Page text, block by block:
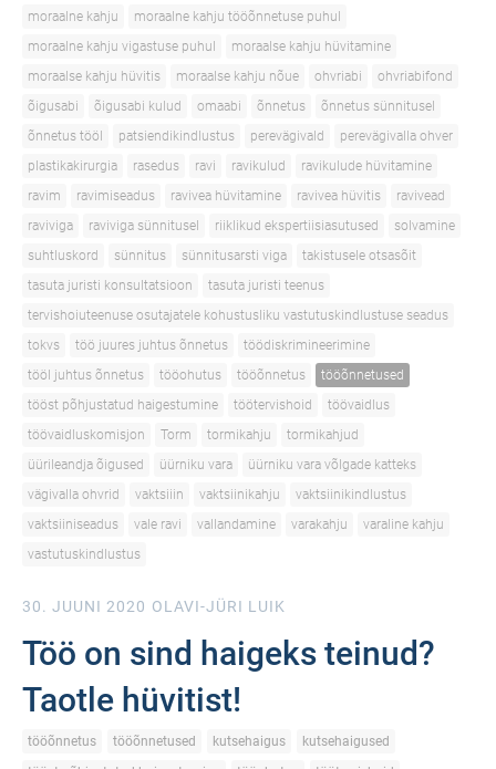
moraalne kahju
moraalne kahju tööõnnetuse puhul
moraalne kahju vigastuse puhul
moraalse kahju hüvitamine
moraalse kahju hüvitis
moraalse kahju nõue ohvriabi
ohvriabifond
õigusabi
õigusabi kulud omaabi õnnetus
õnnetus sünnitusel
õnnetus tööl
patsiendikindlustus perevägivald
perevägivalla ohver
plastikakirurgia
rasedus ravi ravikulud
ravikulude hüvitamine
ravim
ravimiseadus ravivea hüvitamine ravivea hüvitis
ravivead
raviviga
raviviga sünnitusel riiklikud ekspertiisiasutused
solvamine
suhtluskord
sünnitus sünnitusarsti viga
takistusele otsasõit
tasuta juristi konsultatsioon
tasuta juristi teenus
tervishoiuteenuse osutajatele kohustusliku vastutuskindlustuse seadus
tokvs
töö juures juhtus õnnetus
töödiskrimineerimine
tööl juhtus õnnetus
tööohutus tööõnnetus
tööõnnetused
tööst põhjustatud haigestumine
töötervishoid
töövaidlus
töövaidluskomisjon
Torm tormikahju
tormikahjud
üürileandja õigused
üürniku vara
üürniku vara võlgade katteks
vägivalla ohvrid
vaktsiiin vaktsiinikahju
vaktsiinikindlustus
vaktsiiniseadus
vale ravi vallandamine varakahju
varaline kahju
vastutuskindlustus
30. JUUNI 2020 OLAVI-JÜRI LUIK
Töö on sind haigeks teinud?
Taotle hüvitist!
tööõnnetus tööõnnetused kutsehaigus
kutsehaigused